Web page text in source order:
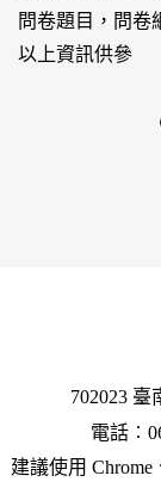
問卷題目，問卷
以上資訊供參
702023
電話
建議使用